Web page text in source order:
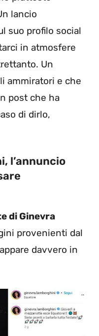
lancio
suo profilo social
in atmosfere
Un
ammiratori e che
post che ha
di dirlo,
l’annuncio
di Ginevra
provenienti dal
davvero in